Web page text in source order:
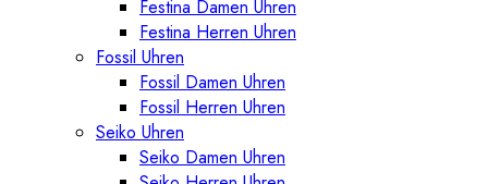
Festina Damen Uhren
Festina Herren Uhren
Fossil Uhren
Fossil Damen Uhren
Fossil Herren Uhren
Seiko Uhren
Seiko Damen Uhren